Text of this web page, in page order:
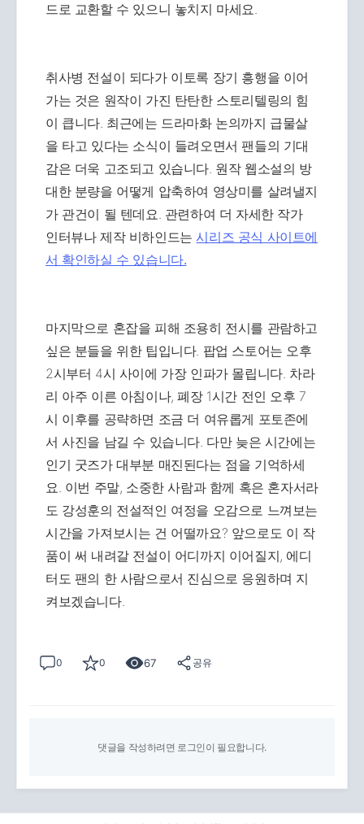
드로 교환할 수 있으니 놓치지 마세요.
취사병 전설이 되다가 이토록 장기 흥행을 이어
가는 것은 원작이 가진 탄탄한 스토리텔링의 힘
이 큽니다. 최근에는 드라마화 논의까지 급물살
을 타고 있다는 소식이 들려오면서 팬들의 기대
감은 더욱 고조되고 있습니다. 원작 웹소설의 방
대한 분량을 어떻게 압축하여 영상미를 살려낼지
가 관건이 될 텐데요. 관련하여 더 자세한 작가
인터뷰나 제작 비하인드는시리즈 공식 사이트에
서 확인하실 수 있습니다.
마지막으로 혼잡을 피해 조용히 전시를 관람하고
싶은 분들을 위한 팁입니다. 팝업 스토어는 오후
2시부터 4시 사이에 가장 인파가 몰립니다. 차라
리 아주 이른 아침이나, 폐장 1시간 전인 오후 7
시 이후를 공략하면 조금 더 여유롭게 포토존에
서 사진을 남길 수 있습니다. 다만 늦은 시간에는
인기 굿즈가 대부분 매진된다는 점을 기억하세
요. 이번 주말, 소중한 사람과 함께 혹은 혼자서라
도 강성훈의 전설적인 여정을 오감으로 느껴보는
시간을 가져보시는 건 어떨까요? 앞으로도 이 작
품이 써 내려갈 전설이 어디까지 이어질지, 에디
터도 팬의 한 사람으로서 진심으로 응원하며 지
켜보겠습니다.
0 0 67 공유
댓글을 작성하려면 로그인이 필요합니다.